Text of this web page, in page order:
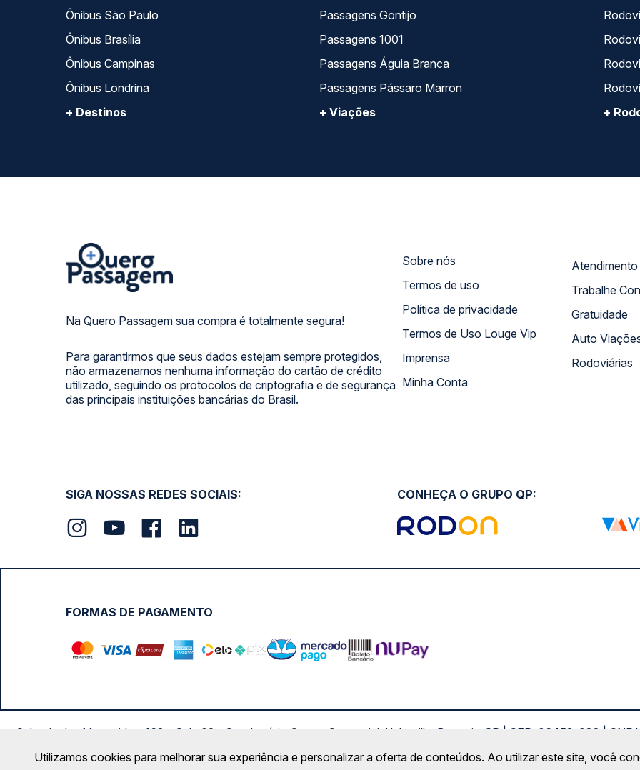
Ônibus São Paulo
Ônibus Brasília
Ônibus Campinas
Ônibus Londrina
+ Destinos
Passagens Gontijo
Passagens 1001
Passagens Águia Branca
Passagens Pássaro Marron
+ Viações
+
Na Quero Passagem sua compra é totalmente segura!
Para garantirmos que seus dados estejam sempre protegidos,
não armazenamos nenhuma informação do cartão de crédito
utilizado, seguindo os protocolos de criptografia e de segurança
das principais instituições bancárias do Brasil.
Sobre nós
Termos de uso
Política de privacidade
Termos de Uso Louge Vip
Imprensa
Minha Conta
Trabalhe
Gratuidade
Auto
Rodoviárias
SIGA NOSSAS REDES SOCIAIS: CONHEÇA O GRUPO QP:
FORMAS DE PAGAMENTO
Calçada das Margaridas, 163 - Sala 02 - Condomínio Centro Comercial Alphaville, Barueri - SP | CEP: 06453-038 |
Copyright 2026 © QueroPassagem.com.br
Utilizamos cookies para melhorar sua experiência e personalizar a oferta de conteúdos. Ao utilizar este site, você